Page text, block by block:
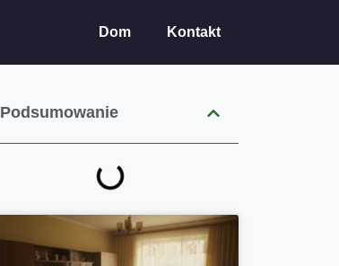
Dom Kontakt
Podsumowanie